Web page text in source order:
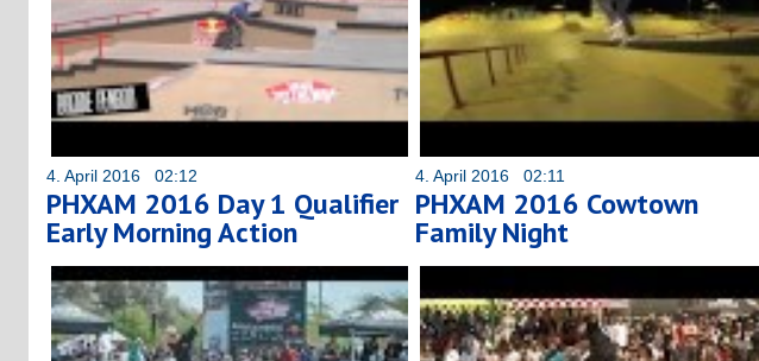
4. April 2016 02:12
PHXAM 2016 Day 1 Qualifier
Early Morning Action
4. April 2016 02:11
PHXAM 2016 Cowtown
Family Night